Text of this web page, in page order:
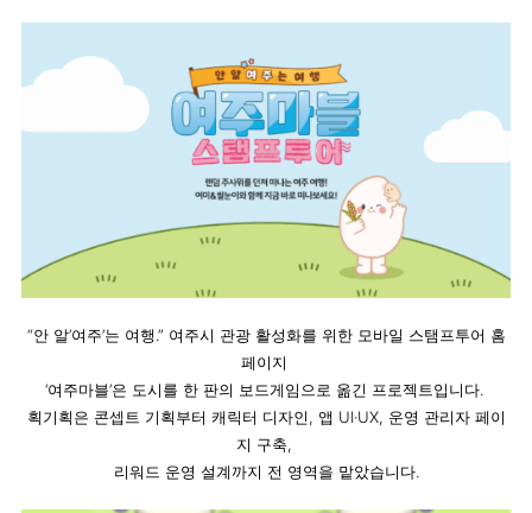
“안 알’여주’는 여행.” 여주시 관광 활성화를 위한 모바일 스탬프투어 홈
페이지
‘여주마블’은 도시를 한 판의 보드게임으로 옮긴 프로젝트입니다.
획기획은 콘셉트 기획부터 캐릭터 디자인, 앱 UI·UX, 운영 관리자 페이
지 구축,
리워드 운영 설계까지 전 영역을 맡았습니다.